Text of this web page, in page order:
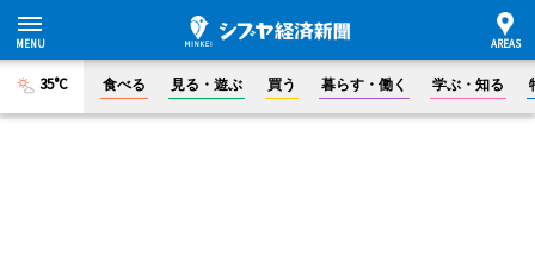
35°C 食べる 見る・遊ぶ 買う 暮らす・働く 学ぶ・知る